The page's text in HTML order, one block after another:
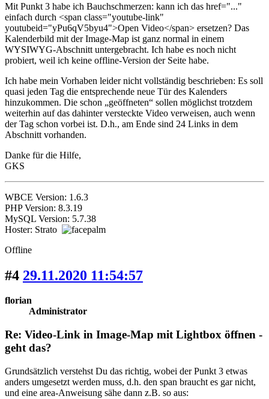
Mit Punkt 3 habe ich Bauchschmerzen: kann ich das href="..."
einfach durch <span class="youtube-link"
youtubeid="yPu6qV5byu4">Open Video</span> ersetzen? Das
Kalenderbild mit der Image-Map ist ganz normal in einem
WYSIWYG-Abschnitt untergebracht. Ich habe es noch nicht
probiert, weil ich keine offline-Version der Seite habe.
Ich habe mein Vorhaben leider nicht vollständig beschrieben: Es soll
quasi jeden Tag die entsprechende neue Tür des Kalenders
hinzukommen. Die schon „geöffneten“ sollen möglichst trotzdem
weiterhin auf das dahinter versteckte Video verweisen, auch wenn
der Tag schon vorbei ist. D.h., am Ende sind 24 Links in dem
Abschnitt vorhanden.
Danke für die Hilfe,
GKS
WBCE Version: 1.6.3
PHP Version: 8.3.19
MySQL Version: 5.7.38
Hoster: Strato
Offline
#4 29.11.2020 11:54:57
florian
Administrator
Re: Video-Link in Image-Map mit Lightbox öffnen -
geht das?
Grundsätzlich verstehst Du das richtig, wobei der Punkt 3 etwas
anders umgesetzt werden muss, d.h. den span braucht es gar nicht,
und eine area-Anweisung sähe dann z.B. so aus: